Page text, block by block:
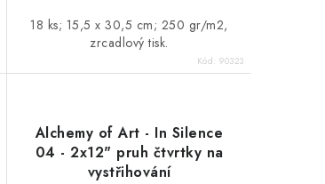
18 ks; 15,5 x 30,5 cm; 250 gr/m2,
zrcadlový tisk.
Kód:90323
Alchemy of Art - In Silence
04 - 2x12" pruh čtvrtky na
vystřihování